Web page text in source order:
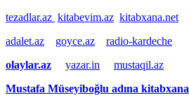
tezadlar.az kitabevim.az kitabxana.net
adalet.az
goyce.az
radio-kardeche
olaylar.az
yazar.in
mustaqil.az
Mustafa Müseyiboğlu adına kitabxana